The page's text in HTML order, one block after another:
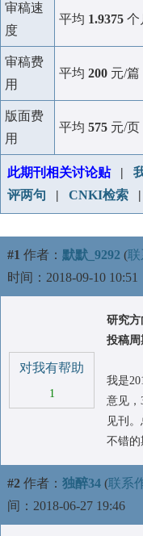
审稿速
度
平均 1.9375 个
审稿费
用
平均 200 元/篇
版面费
用
平均 575 元/页
此期刊相关讨论贴|
评两句 | CNKI检索 |
#1 作者： 默默_9292 (联
时间：2018-09-10 10:51
对我有帮助
1
研究方
投稿周
我是
意见，
见刊
不错的
#2 作者： 独醉34 (联系
间：2018-06-27 19:46